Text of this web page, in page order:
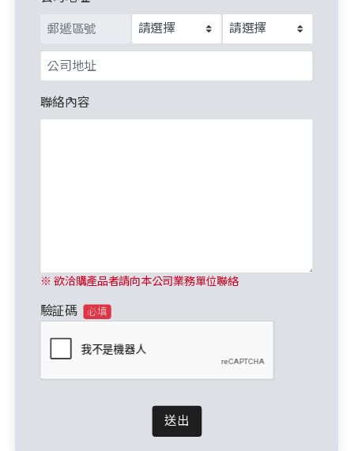
聯絡內容
※ 欲洽購產品者請向本公司業務單位聯絡
驗証碼 必填
送出